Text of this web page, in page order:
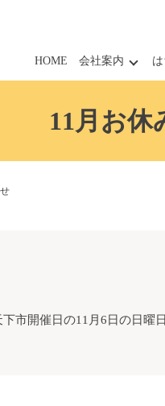
HOME 会社案内
11月お休
市開催日の11月6日の日